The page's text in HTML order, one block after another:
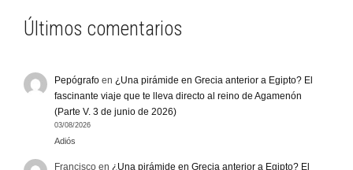
Últimos comentarios
Pepógrafo en ¿Una pirámide en Grecia anterior a Egipto? El
fascinante viaje que te lleva directo al reino de Agamenón
(Parte V. 3 de junio de 2026)
03/08/2026
Adiós
Francisco en ¿Una pirámide en Grecia anterior a Egipto? El